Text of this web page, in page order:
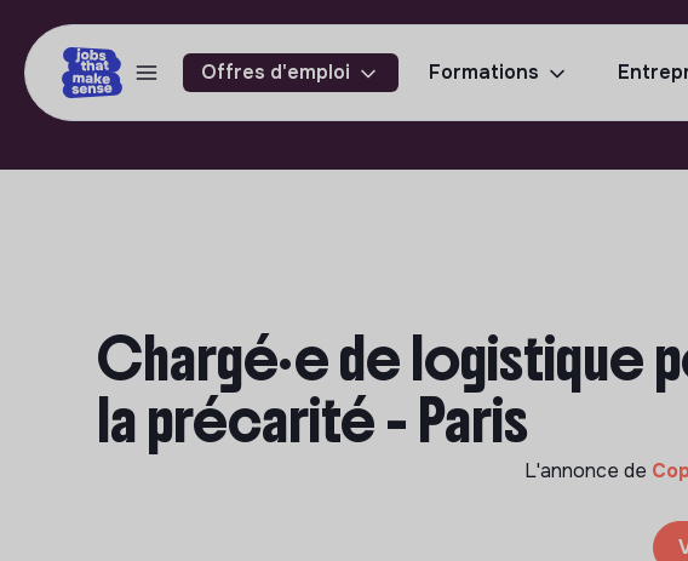
Offres d'emploi Formations
Chargé·e de logistique
la précarité - Paris
L'annonce de